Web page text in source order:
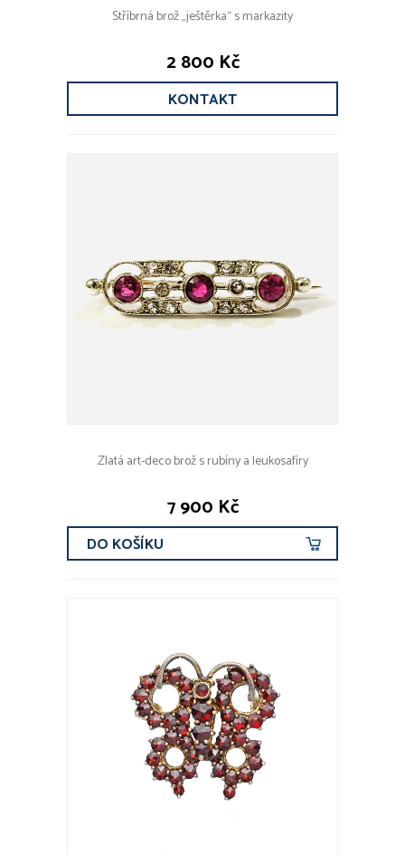
Stříbrná brož „ještěrka“ s markazity
2 800 Kč
KONTAKT
Zlatá art-deco brož s rubíny a leukosafíry
7 900 Kč
DO KOŠÍKU